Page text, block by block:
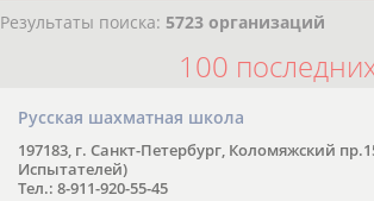
Результаты поиска: 5723 организаций
100
Русская шахматная школа
197183, г. Санкт-Петербург, Коломяжский
Испытателей)
Тел.: 8-911-920-55-45